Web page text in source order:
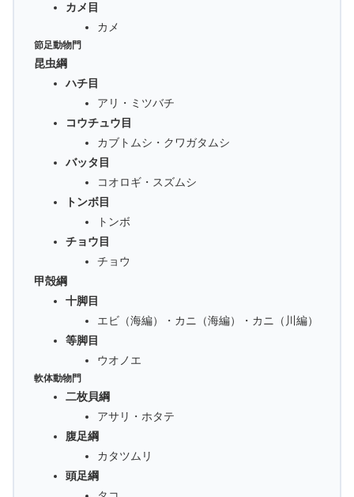
カメ目
カメ
節足動物門
昆虫綱
ハチ目
アリ・ミツバチ
コウチュウ目
カブトムシ・クワガタムシ
バッタ目
コオロギ・スズムシ
トンボ目
トンボ
チョウ目
チョウ
甲殻綱
十脚目
エビ（海編）・カニ（海編）・カニ（川編）
等脚目
ウオノエ
軟体動物門
二枚貝綱
アサリ・ホタテ
腹足綱
カタツムリ
頭足綱